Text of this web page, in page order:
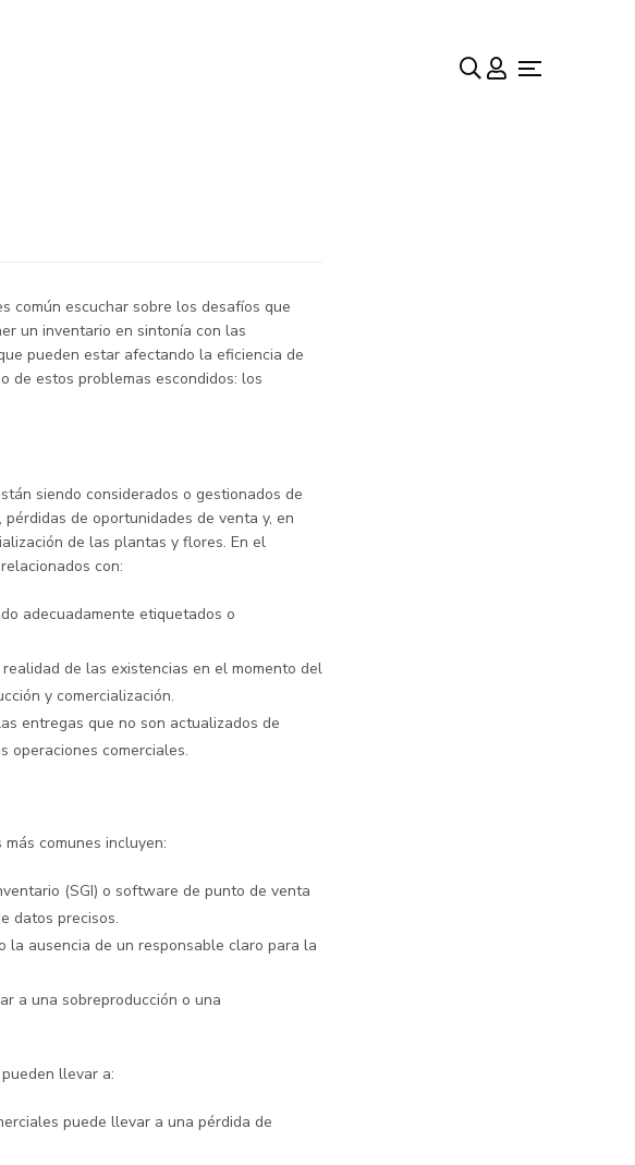
tus
común escuchar sobre los desafíos que
un inventario en sintonía con las
pueden estar afectando la eficiencia de
de estos problemas escondidos: los
siendo considerados o gestionados de
de oportunidades de venta y, en
de las plantas y flores. En el
con:
adecuadamente etiquetados o
de las existencias en el momento del
y comercialización.
entregas que no son actualizados de
operaciones comerciales.
comunes incluyen:
(SGI) o software de punto de venta
datos precisos.
la ausencia de un responsable claro para la
a una sobreproducción o una
llevar a:
puede llevar a una pérdida de